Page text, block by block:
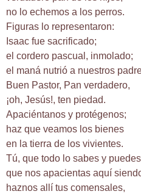
no lo echemos a los perros.
Figuras lo representaron:
Isaac fue sacrificado;
el cordero pascual, inmolado;
el maná nutrió a nuestros
Buen Pastor, Pan verdadero,
¡oh, Jesús!, ten piedad.
Apaciéntanos y protégenos;
haz que veamos los bienes
en la tierra de los vivientes.
Tú, que todo lo sabes y
que nos apacientas aquí
haznos allí tus comensales,